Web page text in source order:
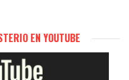
EN YOUTUBE